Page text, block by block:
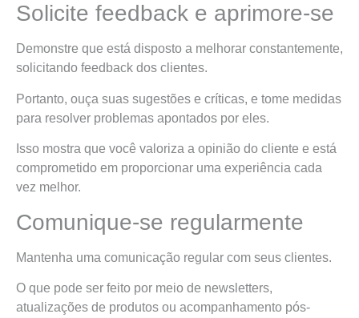
Solicite feedback e aprimore-se
Demonstre que está disposto a melhorar constantemente,
solicitando feedback dos clientes.
Portanto, ouça suas sugestões e críticas, e tome medidas
para resolver problemas apontados por eles.
Isso mostra que você valoriza a opinião do cliente e está
comprometido em proporcionar uma experiência cada
vez melhor.
Comunique-se regularmente
Mantenha uma comunicação regular com seus clientes.
O que pode ser feito por meio de newsletters,
atualizações de produtos ou acompanhamento pós-